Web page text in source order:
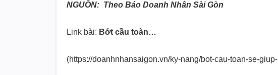
NGUỒN: Theo Báo Doanh Nhân Sài Gòn
Link bài: Bớt cầu toàn…
(https://doanhnhansaigon.vn/ky-nang/bot-cau-toan-se-